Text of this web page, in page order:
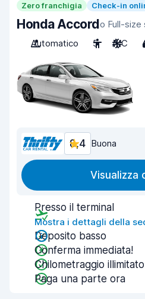
Zero franchigia Check-in
Honda Accordo Full-size
Automatico
5 A/C
8,4 Buona
Visualizza
Presso il terminal
Mostra i dettagli della
Deposito basso
Conferma immediata!
Chilometraggio illimitato
Paga una parte ora